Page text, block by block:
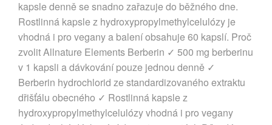
kapsle denně se snadno zařazuje do běžného dne.
Rostlinná kapsle z hydroxypropylmethylcelulózy je
vhodná i pro vegany a balení obsahuje 60 kapslí. Proč
zvolit Allnature Elements Berberin ✓ 500 mg berberinu
v 1 kapsli a dávkování pouze jednou denně ✓
Berberin hydrochlorid ze standardizovaného extraktu
dřišťálu obecného ✓ Rostlinná kapsle z
hydroxypropylmethylcelulózy vhodná i pro vegany